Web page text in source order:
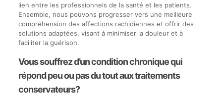
lien entre les professionnels de la santé et les patients.
Ensemble, nous pouvons progresser vers une meilleure
compréhension des affections rachidiennes et offrir des
solutions adaptées, visant à minimiser la douleur et à
faciliter la guérison.
Vous souffrez d’un condition chronique qui
répond peu ou pas du tout aux traitements
conservateurs?